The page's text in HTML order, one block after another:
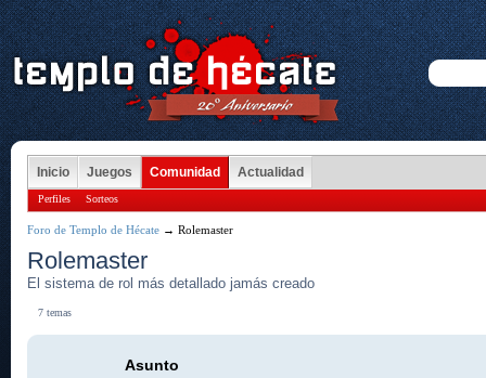
Inicio Juegos Comunidad Actualidad
Perfiles Sorteos
Foro de Templo de Hécate → Rolemaster
Rolemaster
El sistema de rol más detallado jamás creado
7 temas
Asunto